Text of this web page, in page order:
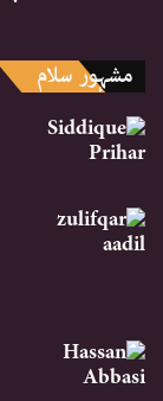
مشہور سلام